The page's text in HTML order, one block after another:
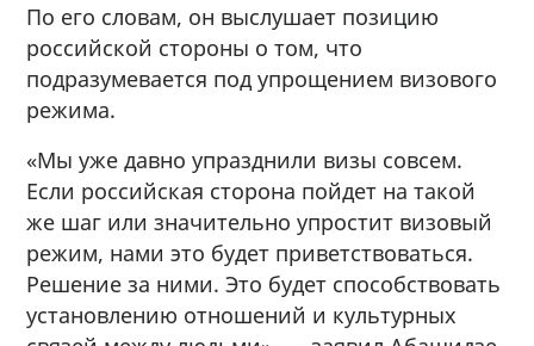
По его словам, он выслушает позицию
российской стороны о том, что
подразумевается под упрощением визового
режима.
«Мы уже давно упразднили визы совсем.
Если российская сторона пойдет на такой
же шаг или значительно упростит визовый
режим, нами это будет приветствоваться.
Решение за ними. Это будет способствовать
установлению отношений и культурных